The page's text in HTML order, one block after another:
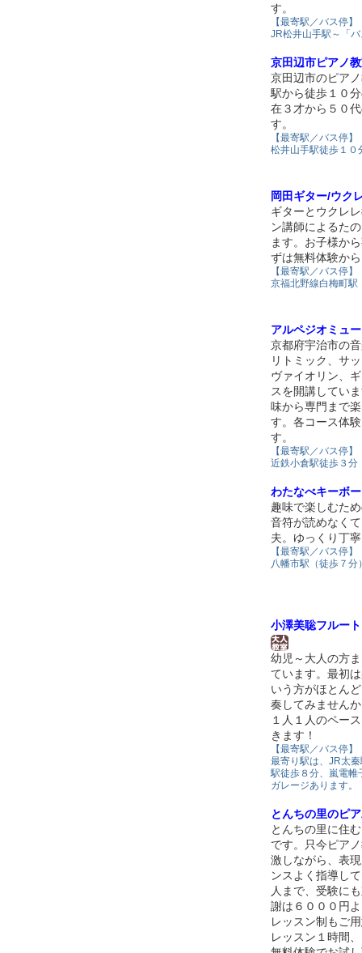
す。
【最寄駅／バス停】
JR松井山手駅～「
京田辺市ピアノ
京田辺市のピア
駅から徒歩１０
在３才から５０
す。
【最寄駅／バス停】
松井山手駅徒歩１０
岡田ギター/ウク
ギターとウクレ
ン講師によるた
ます。お子様か
ずは無料体験か
【最寄駅／バス停】
京福北野線白梅町駅
アルペジオミュ
京都府宇治市の
リトミック、サ
ヴァイオリン、
スを開講してい
味から専門まで
す。各コース体
す。
【最寄駅／バス停】
近鉄小倉駅徒歩３分
わたなべキーボ
趣味で楽しむた
音符が読めなく
夫。ゆっくり丁
【最寄駅／バス停】
八幡市駅（徒歩７分
小澤美聡フルー
幼児～大人の方
ています。最初
いう方がほとん
奏してみません
１人１人のペー
きます！
【最寄駅／バス停】
最寄り駅は、JR太
駅徒歩８分、嵐電
ガレージあります。
とんちの里のピ
とんちの里に住
です。只今ピア
激しながら、表
ンスよく指導し
人まで、受験に
謝は６０００円
レッスン制もご
レッスン１時間